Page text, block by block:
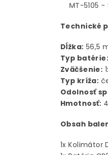
MT-5105 -
Technické
Dĺžka: 56,5
Typ batérie:
Zväčšenie:
Typ kríža:
Odolnosť
Hmotnosť:
Obsah
1x Kolimátor